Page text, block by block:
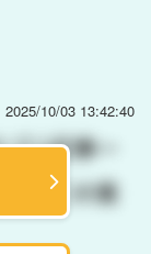
2025/10/03 13:42:40